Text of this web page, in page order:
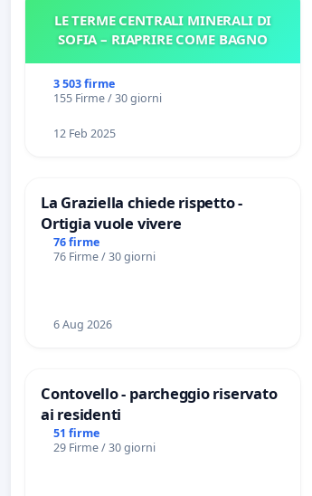
LE TERME CENTRALI MINERALI DI
SOFIA – RIAPRIRE COME BAGNO
3 503 firme
155 Firme / 30 giorni
12 Feb 2025
La Graziella chiede rispetto -
Ortigia vuole vivere
76 firme
76 Firme / 30 giorni
6 Aug 2026
Contovello - parcheggio riservato
ai residenti
51 firme
29 Firme / 30 giorni